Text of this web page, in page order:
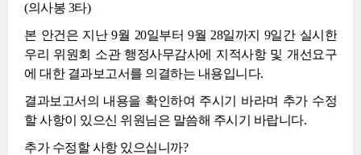
(의사봉 3타)
본 안건은 지난 9월 20일부터 9월 28일까지 9일간 실시한
우리 위원회 소관 행정사무감사에 지적사항 및 개선요구
에 대한 결과보고서를 의결하는 내용입니다.
결과보고서의 내용을 확인하여 주시기 바라며 추가 수정
할 사항이 있으신 위원님은 말씀해 주시기 바랍니다.
추가 수정할 사항 있으십니까?